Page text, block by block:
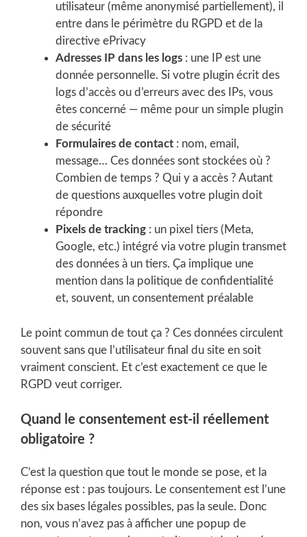
utilisateur (même anonymisé partiellement), il
entre dans le périmètre du RGPD et de la
directive ePrivacy
Adresses IP dans les logs : une IP est une
donnée personnelle. Si votre plugin écrit des
logs d’accès ou d’erreurs avec des IPs, vous
êtes concerné — même pour un simple plugin
de sécurité
Formulaires de contact : nom, email,
message… Ces données sont stockées où ?
Combien de temps ? Qui y a accès ? Autant
de questions auxquelles votre plugin doit
répondre
Pixels de tracking : un pixel tiers (Meta,
Google, etc.) intégré via votre plugin transmet
des données à un tiers. Ça implique une
mention dans la politique de confidentialité
et, souvent, un consentement préalable
Le point commun de tout ça ? Ces données circulent
souvent sans que l’utilisateur final du site en soit
vraiment conscient. Et c’est exactement ce que le
RGPD veut corriger.
Quand le consentement est-il réellement
obligatoire ?
C’est la question que tout le monde se pose, et la
réponse est : pas toujours. Le consentement est l’une
des six bases légales possibles, pas la seule. Donc
non, vous n’avez pas à afficher une popup de